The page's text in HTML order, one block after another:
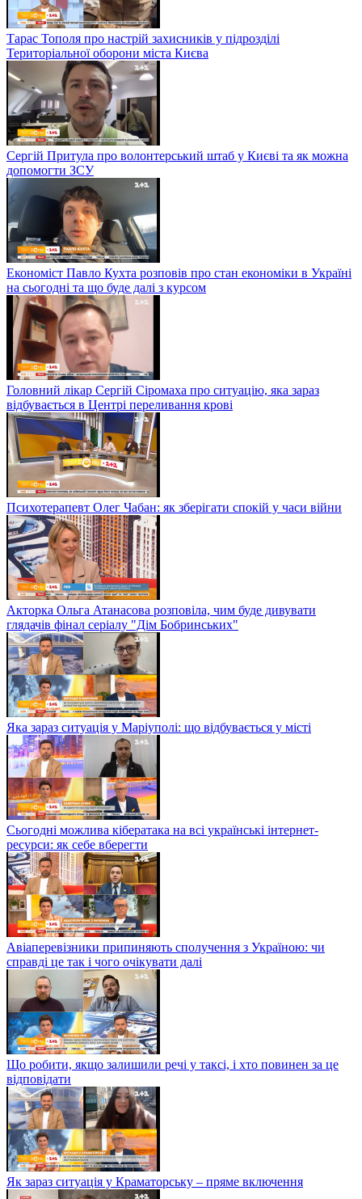
Тарас Тополя про настрій захисників у підрозділі
Територіальної оборони міста Києва
Сергій Притула про волонтерський штаб у Києві та як можна
допомогти ЗСУ
Економіст Павло Кухта розповів про стан економіки в Україні
на сьогодні та що буде далі з курсом
Головний лікар Сергій Сіромаха про ситуацію, яка зараз
відбувається в Центрі переливання крові
Психотерапевт Олег Чабан: як зберігати спокій у часи війни
Акторка Ольга Атанасова розповіла, чим буде дивувати
глядачів фінал серіалу "Дім Бобринських"
Яка зараз ситуація у Маріуполі: що відбувається у місті
Сьогодні можлива кібератака на всі українські інтернет-
ресурси: як себе вберегти
Авіаперевізники припиняють сполучення з Україною: чи
справді це так і чого очікувати далі
Що робити, якщо залишили речі у таксі, і хто повинен за це
відповідати
Як зараз ситуація у Краматорську – пряме включення